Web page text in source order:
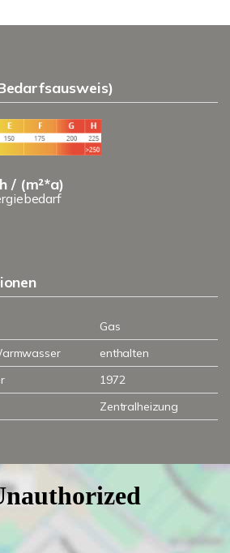
/ (m²*a)
Gas
enthalten
1972
Zentralheizung